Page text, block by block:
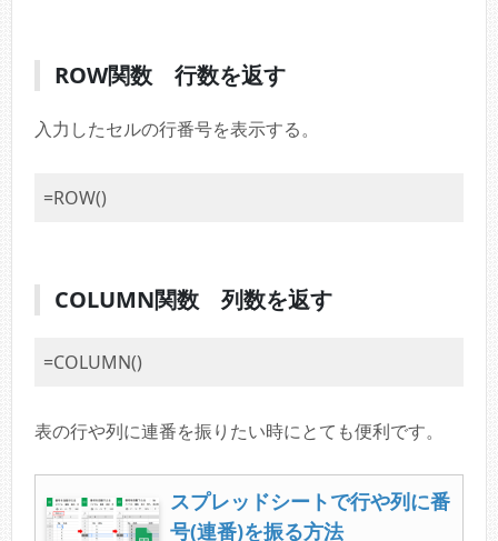
ROW関数 行数を返す
入力したセルの行番号を表示する。
=ROW()
COLUMN関数 列数を返す
=COLUMN()
表の行や列に連番を振りたい時にとても便利です。
スプレッドシートで行や列に番
号(連番)を振る方法